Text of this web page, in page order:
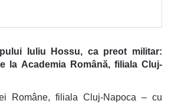
Iuliu Hossu, ca preot militar:
la Academia Română, filiala Cluj-
Române, filiala Cluj-Napoca – cu